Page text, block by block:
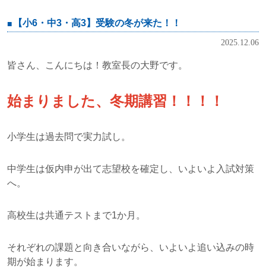
【小6・中3・高3】受験の冬が来た！！
2025.12.06
皆さん、こんにちは！教室長の大野です。
始まりました、冬期講習！！！！
小学生は過去問で実力試し。
中学生は仮内申が出て志望校を確定し、いよいよ入試対策
へ。
高校生は共通テストまで1か月。
それぞれの課題と向き合いながら、いよいよ追い込みの時
期が始まります。